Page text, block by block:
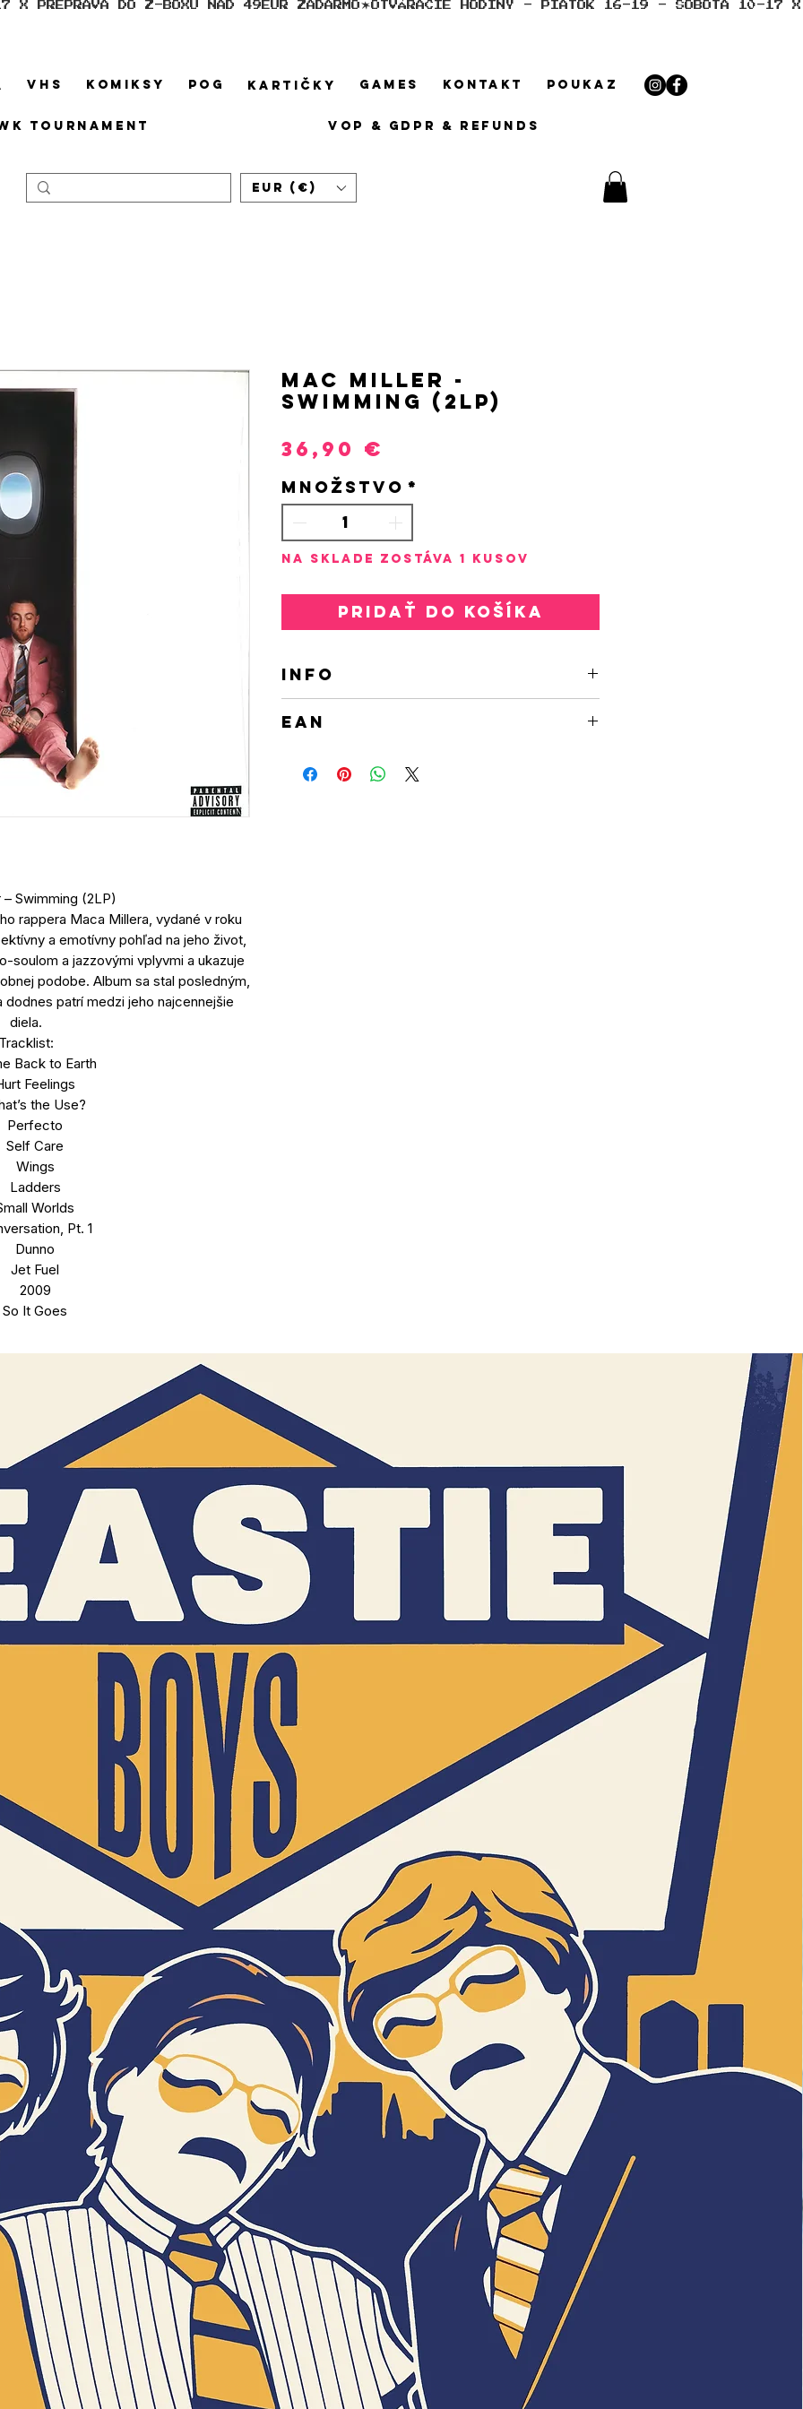
PREPRAVA DO Z-BOXU NAD 49EUR ZADARMO
VHS KOMIKSY POG KARTIČKY GAMES KONTAKT POUKAZ
TOURNAMENT VOP & GDPR & REFUNDS
EUR (€)
Swimming (2LP)
rappera Maca Millera, vydané v roku
a emotívny pohľad na jeho život,
soulom a jazzovými vplyvmi a ukazuje
podobe. Album sa stal posledným,
patrí medzi jeho najcennejšie
diela.
Back to Earth
Feelings
the Use?
Perfecto
Self Care
Wings
Ladders
Worlds
Pt. 1
Dunno
Jet Fuel
2009
So It Goes
MAC MILLER -
Swimming (2LP)
36,90 €
Množstvo *
Na sklade zostáva 1 kusov
Pridať do košíka
INFO
EAN